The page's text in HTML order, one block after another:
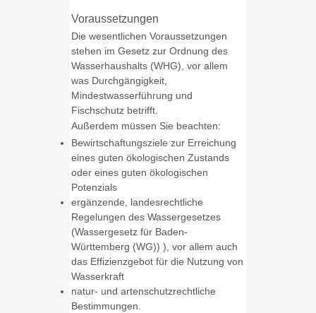
Voraussetzungen
Die wesentlichen Voraussetzungen
stehen im Gesetz zur Ordnung des
Wasserhaushalts (WHG), vor allem
was Durchgängigkeit,
Mindestwasserführung und
Fischschutz betrifft.
Außerdem müssen Sie beachten:
Bewirtschaftungsziele zur Erreichung
eines guten ökologischen Zustands
oder eines guten ökologischen
Potenzials
ergänzende, landesrechtliche
Regelungen des Wassergesetzes
(Wassergesetz für Baden-
Württemberg (WG)) ), vor allem auch
das Effizienzgebot für die Nutzung von
Wasserkraft
natur- und artenschutzrechtliche
Bestimmungen.